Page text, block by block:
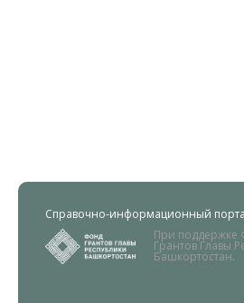
Справочно-информационный
При поддержке
Грантов Главы
Башкортостан.